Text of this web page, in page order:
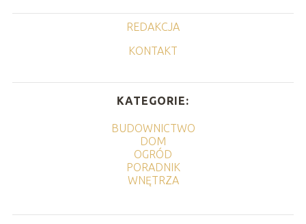
REDAKCJA
KONTAKT
KATEGORIE:
BUDOWNICTWO
DOM
OGRÓD
PORADNIK
WNĘTRZA